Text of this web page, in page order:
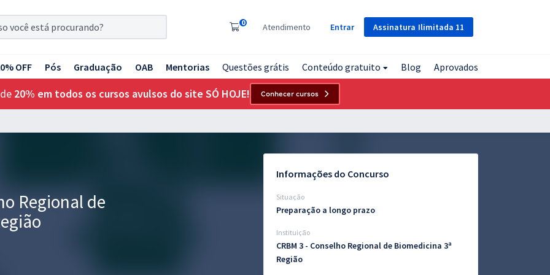
Assinatura Ilimitada 11
0 Atendimento Entrar
OFF Pós Graduação OAB Mentorias Questões grátis Conteúdo gratuito Blog Aprovados
20% em todos os cursos avulsos do site SÓ HOJE! Conhecer cursos
Regional de
Informações do Concurso
Situação
Preparação a longo prazo
Instituição
CRBM 3 - Conselho Regional de Biomedicina 3ª
Região